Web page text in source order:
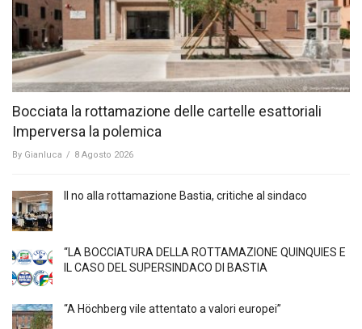
Bocciata la rottamazione delle cartelle esattoriali
Imperversa la polemica
By Gianluca / 8 Agosto 2026
Il no alla rottamazione Bastia, critiche al sindaco
“LA BOCCIATURA DELLA ROTTAMAZIONE QUINQUIES E
IL CASO DEL SUPERSINDACO DI BASTIA
“A Höchberg vile attentato a valori europei”